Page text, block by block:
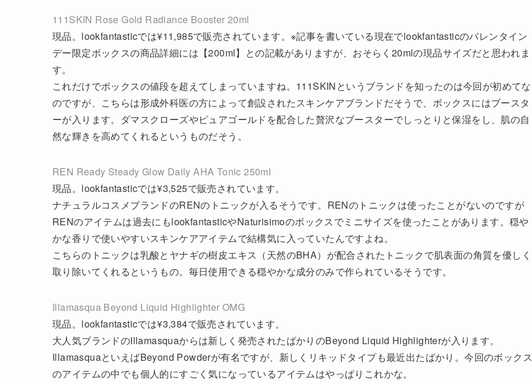
111SKIN Rose Gold Radiance Booster 20ml
現品。lookfantasticでは¥11,985で販売されています。※記事を書いている現在でlookfantasticのバレンタイン
デー限定ボックスの商品詳細には【200ml】との記載がありますが、おそらく20mlの現品サイズだと思われま
す。
これだけでボックスの値段を超えてしまっていますね。111SKINというブランドを知ったのは今回が初めてな
のですが、こちらは形成外科医の方によって創設されたスキンケアブランドだそうで、ボックスにはブースタ
ーが入ります。ダマスクローズやピュアゴールドを配合した贅沢なブースターでしっとりと保湿をし、肌の自
然な輝きを高めてくれるというものだそう。
REN Ready Steady Glow Daily AHA Tonic 250ml
現品。lookfantasticでは¥3,525で販売されています。
ナチュラルコスメブランドのRENのトニックが入るそうです。RENのトニックは使ったことがないのですが
RENのアイテムは過去にもlookfantasticやNaturisimoのボックスでミニサイズを使ったことがあります。穏や
かな香りで使いやすいスキンケアアイテムで結構気に入っていたんですよね。
こちらのトニックは乳酸とヤナギの樹皮エキス（天然のBHA）が配合されたトニックで肌表面の角質を優しく
取り除いてくれるというもの。毎日使用できる穏やかな成分のみで作られているそうです。
Illamasqua Beyond Liquid Highlighter OMG
現品。lookfantasticでは¥3,384で販売されています。
大人気ブランドのIllamasquaからは新しく発売されたばかりのBeyond Liquid Highlighterが入ります。
IllamasquaといえばBeyond Powderが有名ですが、新しくリキッドタイプも最近出たばかり。今回のボックス
のアイテムの中でも個人的にすごく気になっているアイテムはやっぱりこれかな。